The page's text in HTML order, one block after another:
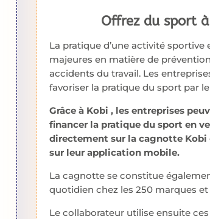
Offrez du sport
La pratique d’une activité sportive
majeures en matière de
accidents du travail. Les
favoriser la pratique du sport par
Grâce à Kobi , les entreprises
financer la pratique du sport en
directement sur la cagnotte Kobi
sur leur application mobile.
La cagnotte se constitue
quotidien chez les 250 marques
Le collaborateur utilise ensuite